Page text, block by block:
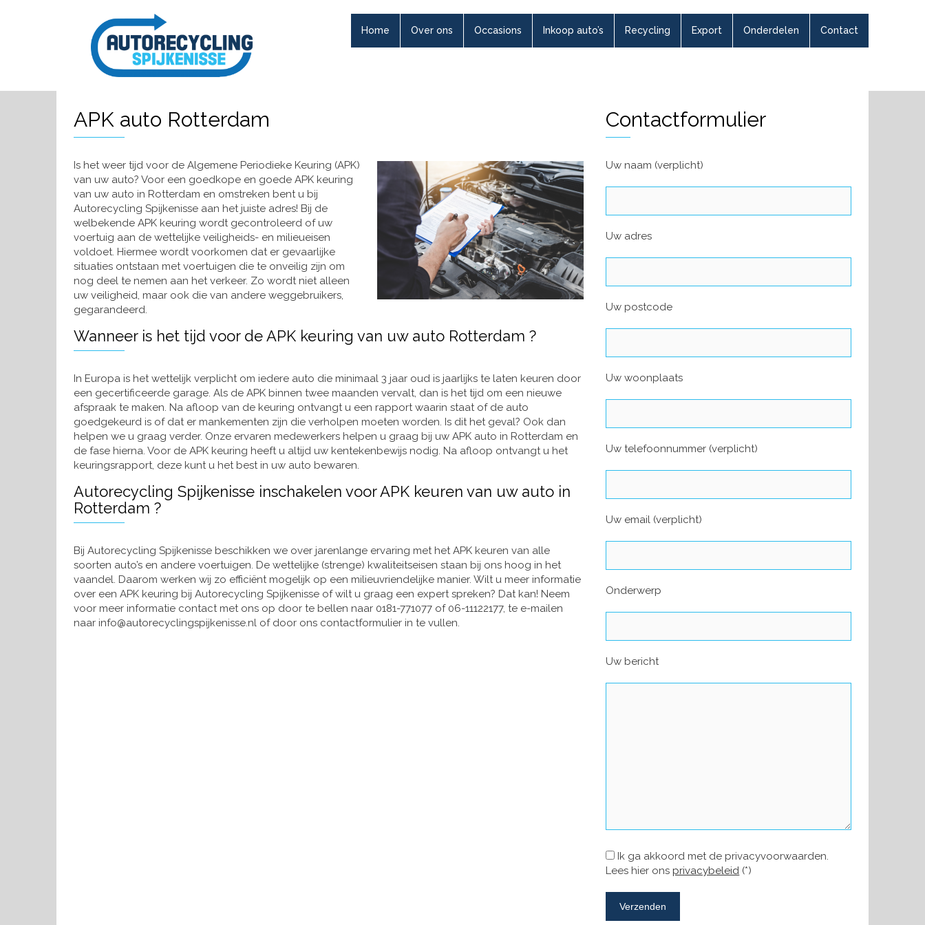
Home Over ons Occasions Inkoop auto’s Recycling Export Onderdelen Contact
APK auto Rotterdam
Is het weer tijd voor de Algemene Periodieke Keuring (APK)
van uw auto? Voor een goedkope en goede APK keuring
van uw auto in Rotterdam en omstreken bent u bij
Autorecycling Spijkenisse aan het juiste adres! Bij de
welbekende APK keuring wordt gecontroleerd of uw
voertuig aan de wettelijke veiligheids- en milieueisen
voldoet. Hiermee wordt voorkomen dat er gevaarlijke
situaties ontstaan met voertuigen die te onveilig zijn om
nog deel te nemen aan het verkeer. Zo wordt niet alleen
uw veiligheid, maar ook die van andere weggebruikers,
gegarandeerd.
Wanneer is het tijd voor de APK keuring van uw auto Rotterdam ?
In Europa is het wettelijk verplicht om iedere auto die minimaal 3 jaar oud is jaarlijks te laten keuren door
een gecertificeerde garage. Als de APK binnen twee maanden vervalt, dan is het tijd om een nieuwe
afspraak te maken. Na afloop van de keuring ontvangt u een rapport waarin staat of de auto
goedgekeurd is of dat er mankementen zijn die verholpen moeten worden. Is dit het geval? Ook dan
helpen we u graag verder. Onze ervaren medewerkers helpen u graag bij uw APK auto in Rotterdam en
de fase hierna. Voor de APK keuring heeft u altijd uw kentekenbewijs nodig. Na afloop ontvangt u het
keuringsrapport, deze kunt u het best in uw auto bewaren.
Autorecycling Spijkenisse inschakelen voor APK keuren van uw auto in
Rotterdam ?
Bij Autorecycling Spijkenisse beschikken we over jarenlange ervaring met het APK keuren van alle
soorten auto’s en andere voertuigen. De wettelijke (strenge) kwaliteitseisen staan bij ons hoog in het
vaandel. Daarom werken wij zo efficiënt mogelijk op een milieuvriendelijke manier. Wilt u meer informatie
over een APK keuring bij Autorecycling Spijkenisse of wilt u graag een expert spreken? Dat kan! Neem
voor meer informatie contact met ons op door te bellen naar 0181-771077 of 06-11122177, te e-mailen
naar info@autorecyclingspijkenisse.nl of door ons contactformulier in te vullen.
Contactformulier
Uw naam (verplicht)
Uw adres
Uw postcode
Uw woonplaats
Uw telefoonnummer (verplicht)
Uw email (verplicht)
Onderwerp
Uw bericht
Ik ga akkoord met de privacyvoorwaarden.
Lees hier ons privacybeleid (*)